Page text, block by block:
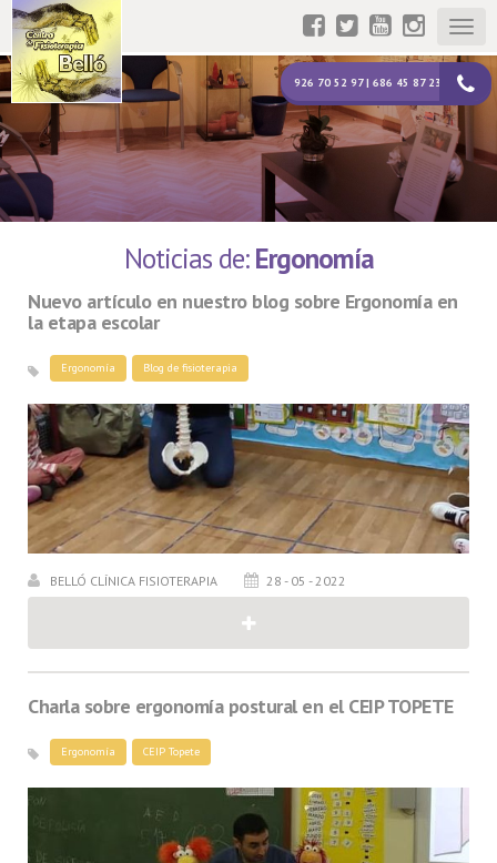
926 70 52 97 | 686 45 87 23
Noticias de:Ergonomía
Nuevo artículo en nuestro blog sobre Ergonomía en
la etapa escolar
Ergonomía Blog de fisioterapia
BELLÓ CLÍNICA FISIOTERAPIA 28 - 05 - 2022
Charla sobre ergonomía postural en el CEIP TOPETE
Ergonomía CEIP Topete